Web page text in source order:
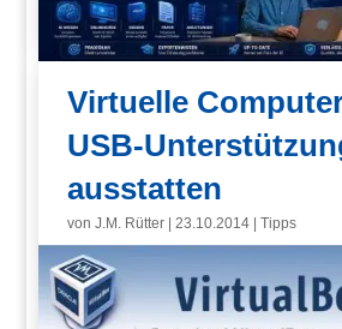
Virtuelle
USB-
ausstatten
vonJ.M. Rütter |23.10.2014 |Tipps